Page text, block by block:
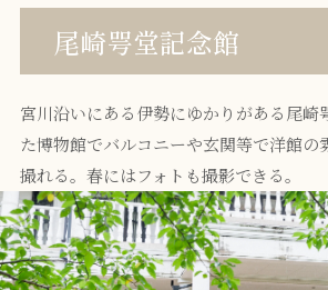
尾崎咢堂記念館
宮川沿いにある伊勢にゆかりがある尾崎
た博物館でバルコニーや玄関等で洋館の
撮れる。春にはフォトも撮影できる。